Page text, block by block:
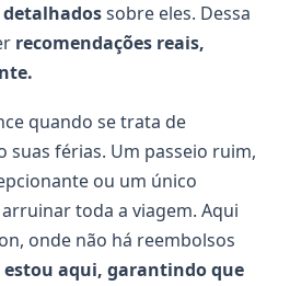
sobre eles. Dessa
recomendações reais,
quando se trata de
suas férias. Um passeio ruim,
ou um único
toda a viagem. Aqui
onde não há reembolsos
estou aqui, garantindo que